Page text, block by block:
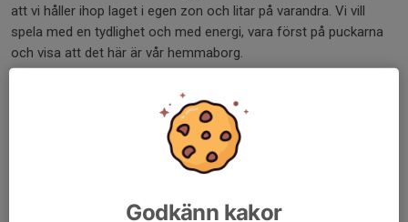
att vi håller ihop laget i egen zon och litar på varandra. Vi vill
spela med en tydlighet och med energi, vara först på puckarna
och visa att det här är vår hemmaborg.
Träningsmatchen gav oss ett kvitto på att vi kan kontrollera
matchbilden när vi håller oss till vår spelplan. Det är det vi ska ta
med oss in i lördagens match – disciplin, arbetsinsats och
tålamod. Gör vi jobbet i varje byte kommer vi ge oss själva en
Vi ser fram emot att kliva ut inför hemmapubliken och känna
Godkänn kakor